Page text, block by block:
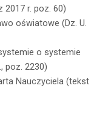
2017 r. poz. 60)
oświatowe (Dz. U.
o systemie
poz. 2230)
Nauczyciela (tekst